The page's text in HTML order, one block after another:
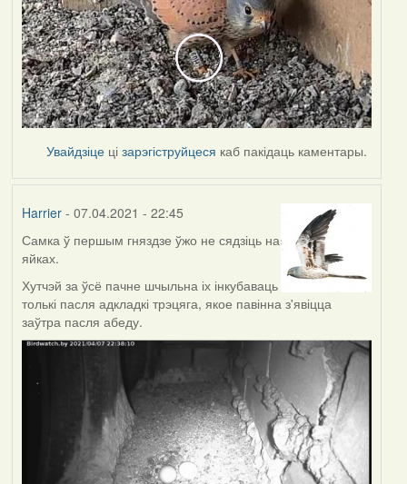
Увайдзіце цізарэгіструйцеся каб пакідаць каментары.
Harrier- 07.04.2021 - 22:45
Самка ў першым гняздзе ўжо не сядзіць на
яйках.
Хутчэй за ўсё пачне шчыльна іх інкубаваць
толькі пасля адкладкі трэцяга, якое павінна з'явіцца
заўтра пасля абеду.